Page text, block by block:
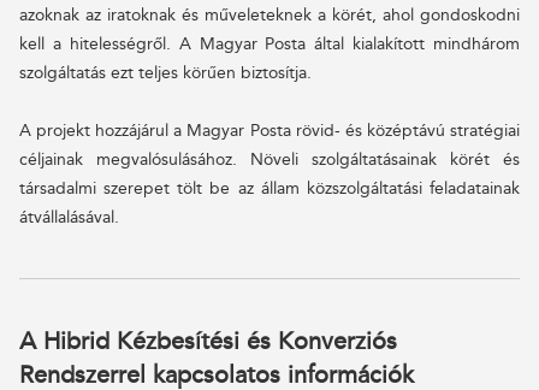
azoknak az iratoknak és műveleteknek a körét, ahol gondoskodni
kell a hitelességről. A Magyar Posta által kialakított mindhárom
szolgáltatás ezt teljes körűen biztosítja.
A projekt hozzájárul a Magyar Posta rövid- és középtávú stratégiai
céljainak megvalósulásához. Növeli szolgáltatásainak körét és
társadalmi szerepet tölt be az állam közszolgáltatási feladatainak
átvállalásával.
A Hibrid Kézbesítési és Konverziós
Rendszerrel kapcsolatos információk